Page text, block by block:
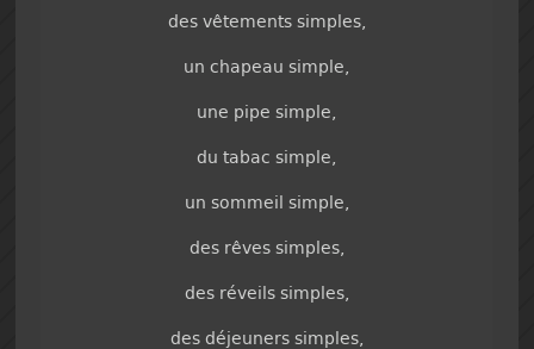
des vêtements simples,
un chapeau simple,
une pipe simple,
du tabac simple,
un sommeil simple,
des rêves simples,
des réveils simples,
des déjeuners simples,